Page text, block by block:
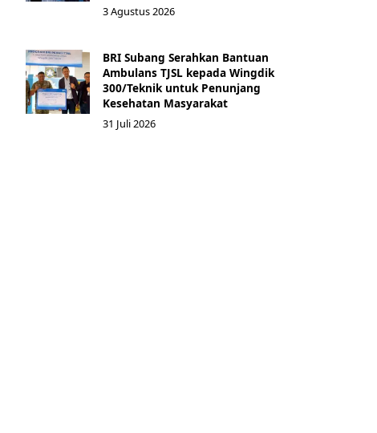
3 Agustus 2026
BRI Subang Serahkan Bantuan
Ambulans TJSL kepada Wingdik
300/Teknik untuk Penunjang
Kesehatan Masyarakat ​
31 Juli 2026